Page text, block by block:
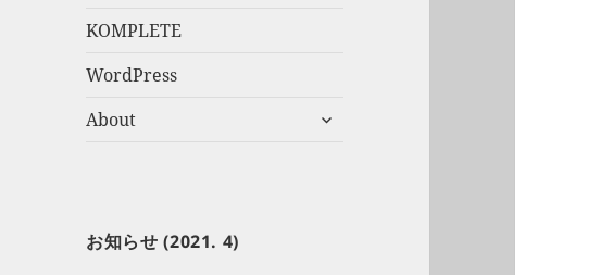
KOMPLETE
WordPress
About
サ
お知らせ (2021. 4)